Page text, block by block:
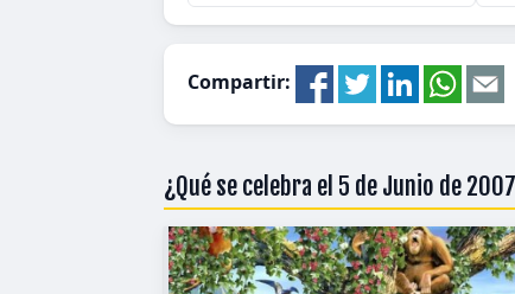
Compartir:
¿Qué se celebra el 5 de Junio de